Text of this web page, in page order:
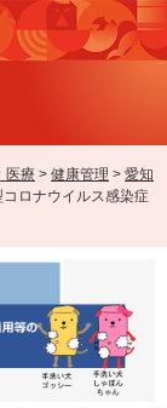
医療 > 健康管理 > 愛知
コロナウイルス感染症